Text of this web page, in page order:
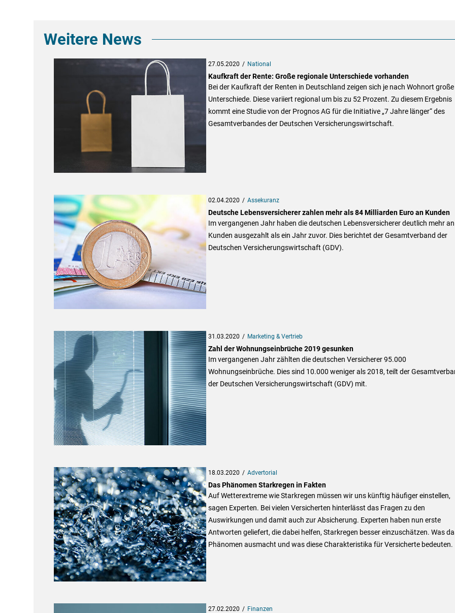
Weitere News
27.05.2020 National
Kaufkraft der Rente: Große regionale Unterschiede vorhanden
Bei der Kaufkraft der Renten in Deutschland zeigen sich je nach Wohnort große
Unterschiede. Diese variiert regional um bis zu 52 Prozent. Zu diesem Ergebnis
kommt eine Studie von der Prognos AG für die Initiative „7 Jahre länger“ des
Gesamtverbandes der Deutschen Versicherungswirtschaft.
02.04.2020 Assekuranz
Deutsche Lebensversicherer zahlen mehr als 84 Milliarden Euro an Kunden
Im vergangenen Jahr haben die deutschen Lebensversicherer deutlich mehr
Kunden ausgezahlt als ein Jahr zuvor. Dies berichtet der Gesamtverband der
Deutschen Versicherungswirtschaft (GDV).
31.03.2020 Marketing & Vertrieb
Zahl der Wohnungseinbrüche 2019 gesunken
Im vergangenen Jahr zählten die deutschen Versicherer 95.000
Wohnungseinbrüche. Dies sind 10.000 weniger als 2018, teilt der
der Deutschen Versicherungswirtschaft (GDV) mit.
18.03.2020 Advertorial
Das Phänomen Starkregen in Fakten
Auf Wetterextreme wie Starkregen müssen wir uns künftig häufiger einstellen,
sagen Experten. Bei vielen Versicherten hinterlässt das Fragen zu den
Auswirkungen und damit auch zur Absicherung. Experten haben nun erste
Antworten geliefert, die dabei helfen, Starkregen besser einzuschätzen. Was
Phänomen ausmacht und was diese Charakteristika für Versicherte bedeuten.
27.02.2020 Finanzen